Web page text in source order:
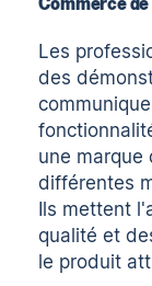
Les
des
une marque
différentes
Ils mettent
qualité et
le produit